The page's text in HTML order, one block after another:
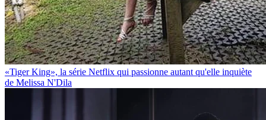
«Tiger King», la série Netflix qui passionne autant qu'elle inquiète
de Melissa N'Dila